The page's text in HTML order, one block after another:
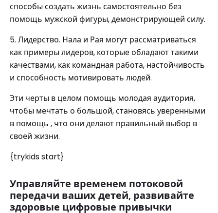
способы создать жизнь самостоятельно без
помощь мужской фигуры, демонстрирующей силу.
5. Лидерство. Нала и Рая могут рассматриваться
как примеры лидеров, которые обладают такими
качествами, как командная работа, настойчивость
и способность мотивировать людей.
Эти черты в целом помощь молодая аудитория,
чтобы мечтать о большой, становясь уверенными
в помощь , что они делают правильный выбор в
своей жизни.
{trykids start}
Управляйте временем потоковой
передачи ваших детей, развивайте
здоровые цифровые привычки